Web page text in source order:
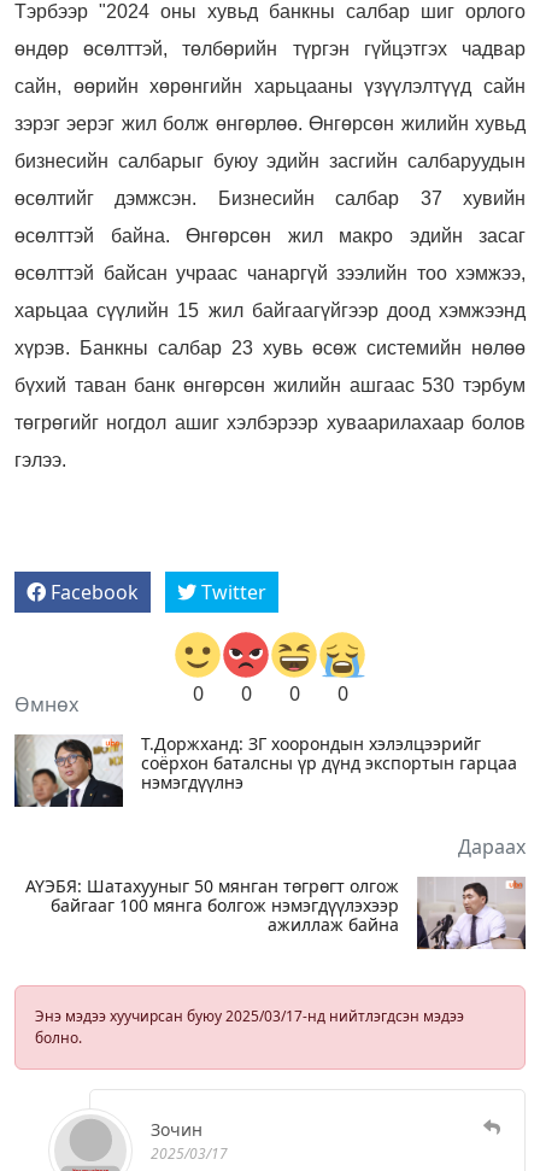
Тэрбээр "2024 оны хувьд банкны салбар шиг орлого
өндөр өсөлттэй, төлбөрийн түргэн гүйцэтгэх чадвар
сайн, өөрийн хөрөнгийн харьцааны үзүүлэлтүүд сайн
зэрэг эерэг жил болж өнгөрлөө. Өнгөрсөн жилийн хувьд
бизнесийн салбарыг буюу эдийн засгийн салбаруудын
өсөлтийг дэмжсэн. Бизнесийн салбар 37 хувийн
өсөлттэй байна. Өнгөрсөн жил макро эдийн засаг
өсөлттэй байсан учраас чанаргүй зээлийн тоо хэмжээ,
харьцаа сүүлийн 15 жил байгаагүйгээр доод хэмжээнд
хүрэв. Банкны салбар 23 хувь өсөж системийн нөлөө
бүхий таван банк өнгөрсөн жилийн ашгаас 530 тэрбум
төгрөгийг ногдол ашиг хэлбэрээр хуваарилахаар болов
гэлээ.
Facebook Twitter
0 0 0 0
Өмнөх
Т.Доржханд: ЗГ хоорондын хэлэлцээрийг
соёрхон баталсны үр дүнд экспортын гарцаа
нэмэгдүүлнэ
Дараах
АҮЭБЯ: Шатахууныг 50 мянган төгрөгт олгож
байгааг 100 мянга болгож нэмэгдүүлэхээр
ажиллаж байна
Энэ мэдээ хуучирсан буюу 2025/03/17-нд нийтлэгдсэн мэдээ
болно.
Зочин
2025/03/17